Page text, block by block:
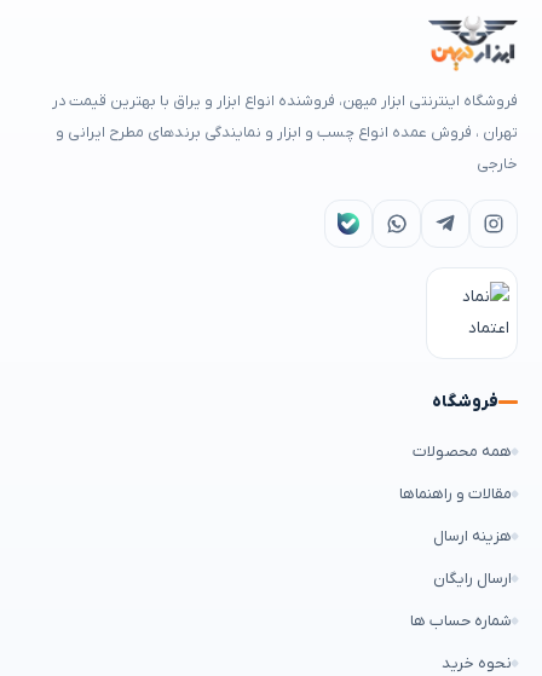
فروشگاه اینترنتی ابزار میهن، فروشنده انواع ابزار و یراق با بهترین قیمت در
تهران ، فروش عمده انواع چسب و ابزار و نمایندگی برندهای مطرح ایرانی و
خارجی
فروشگاه
همه محصولات
مقالات و راهنماها
هزینه ارسال
ارسال رایگان
شماره حساب ها
نحوه خرید